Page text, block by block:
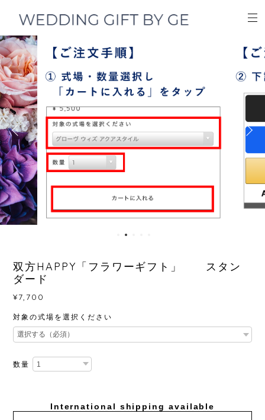
双方HAPPY「フラワーギフト」 スタン
ダード
¥7,700
対象の式場を選択ください
数量
International shipping available